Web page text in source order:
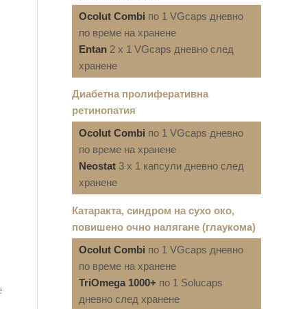
Ocolut Combi по 1 VGcaps дневно
по време на хранене
Entan 2 x 1 VGcaps дневно след
хранене
Диабетна пролиферативна
ретинопатия
Ocolut Combi по 1 VGcaps дневно
по време на хранене
Neostat 3 x 1 капсули дневно след
хранене
Катаракта, синдром на сухо око,
повишено очно налягане (глаукома)
Ocolut Combi по 1 VGcaps дневно
по време на хранене
TriOmega 1000+ по 1 Solucaps
дневно след хранене